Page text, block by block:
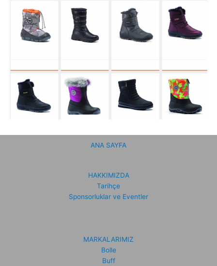
ANA SAYFA
HAKKIMIZDA
Tarihçe
Sponsorluklar ve Eventler
MARKALARIMIZ
Bolle
Buff